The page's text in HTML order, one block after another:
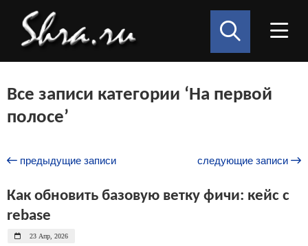
Все записи категории ‘На первой
полосе’
предыдущие записи следующие записи
Как обновить базовую ветку фичи: кейс с
rebase
23 Апр, 2026